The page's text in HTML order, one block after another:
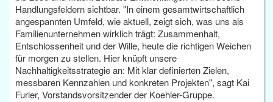
Handlungsfeldern sichtbar. "In einem gesamtwirtschaftlich
angespannten Umfeld, wie aktuell, zeigt sich, was uns als
Familienunternehmen wirklich trägt: Zusammenhalt,
Entschlossenheit und der Wille, heute die richtigen Weichen
für morgen zu stellen. Hier knüpft unsere
Nachhaltigkeitsstrategie an: Mit klar definierten Zielen,
messbaren Kennzahlen und konkreten Projekten", sagt Kai
Furler, Vorstandsvorsitzender der Koehler-Gruppe.